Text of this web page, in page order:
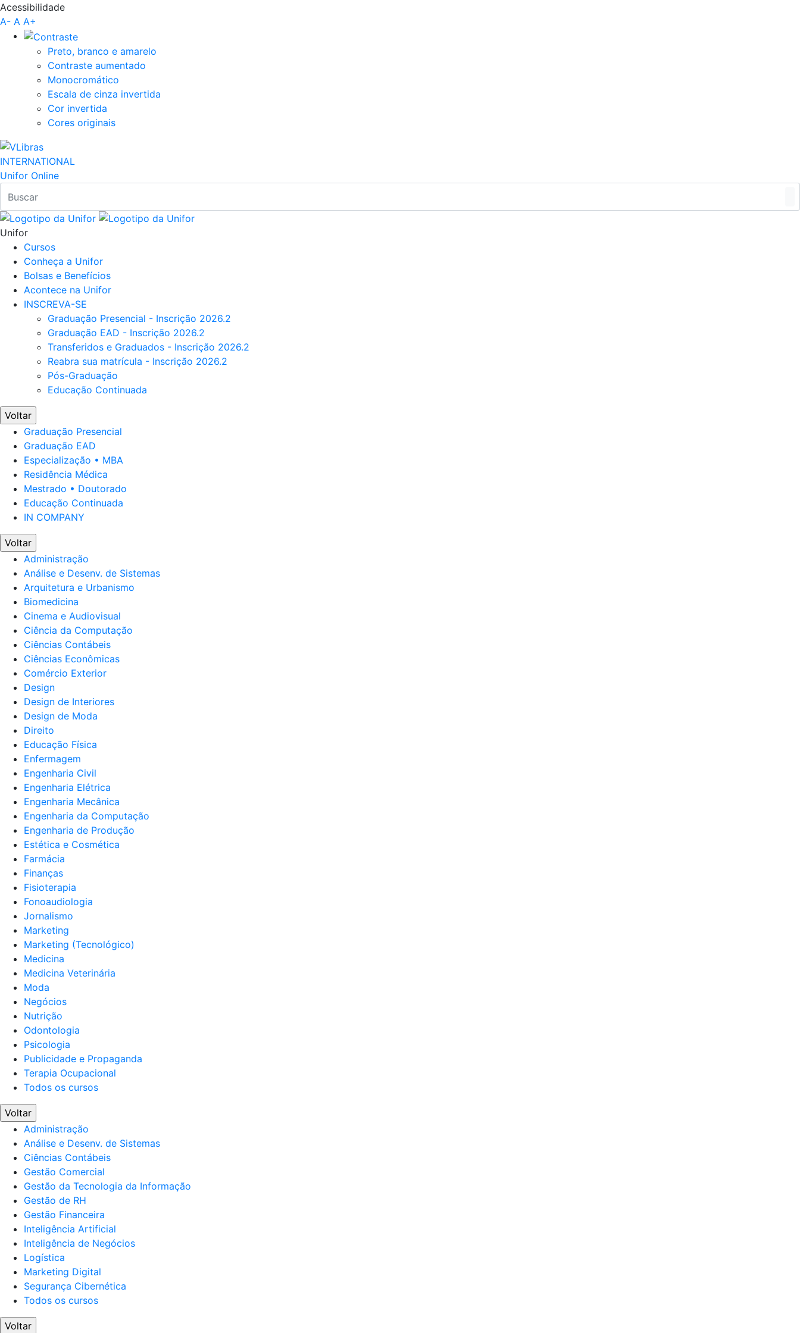
Pular para o Conteúdo principal
Acessibilidade
A- A A+
Preto, branco e amarelo
Contraste aumentado
Monocromático
Escala de cinza invertida
Cor invertida
Cores originais
INTERNATIONAL
Unifor Online
Unifor
Cursos
Conheça a Unifor
Bolsas e Benefícios
Acontece na Unifor
INSCREVA-SE
Graduação Presencial - Inscrição 2026.2
Graduação EAD - Inscrição 2026.2
Transferidos e Graduados - Inscrição 2026.2
Reabra sua matrícula - Inscrição 2026.2
Pós-Graduação
Educação Continuada
Voltar
Graduação Presencial
Graduação EAD
Especialização • MBA
Residência Médica
Mestrado • Doutorado
Educação Continuada
IN COMPANY
Voltar
Administração
Análise e Desenv. de Sistemas
Arquitetura e Urbanismo
Biomedicina
Cinema e Audiovisual
Ciência da Computação
Ciências Contábeis
Ciências Econômicas
Comércio Exterior
Design
Design de Interiores
Design de Moda
Direito
Educação Física
Enfermagem
Engenharia Civil
Engenharia Elétrica
Engenharia Mecânica
Engenharia da Computação
Engenharia de Produção
Estética e Cosmética
Farmácia
Finanças
Fisioterapia
Fonoaudiologia
Jornalismo
Marketing
Marketing (Tecnológico)
Medicina
Medicina Veterinária
Moda
Negócios
Nutrição
Odontologia
Psicologia
Publicidade e Propaganda
Terapia Ocupacional
Todos os cursos
Voltar
Administração
Análise e Desenv. de Sistemas
Ciências Contábeis
Gestão Comercial
Gestão da Tecnologia da Informação
Gestão de RH
Gestão Financeira
Inteligência Artificial
Inteligência de Negócios
Logística
Marketing Digital
Segurança Cibernética
Todos os cursos
Voltar